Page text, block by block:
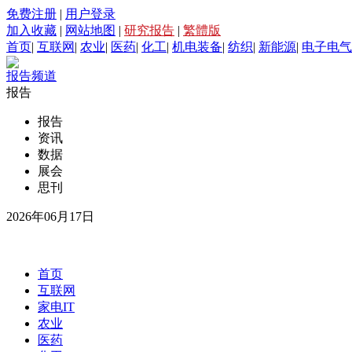
免费注册 | 用户登录
加入收藏 | 网站地图 | 研究报告 | 繁體版
首页| 互联网 | 农业| 医药| 化工| 机电装备| 纺织| 新能源| 电子电气
报告频道
报告
报告
资讯
数据
展会
思刊
2026年06月17日
首页
互联网
家电IT
农业
医药